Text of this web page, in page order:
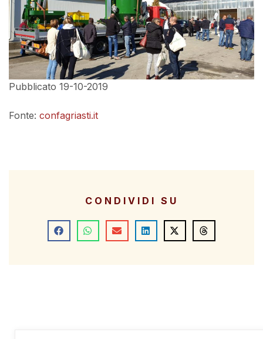
Pubblicato 19-10-2019
Fonte: confagriasti.it
CONDIVIDI SU